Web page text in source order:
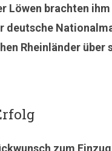
Löwen brachten
deutsche
Rheinländer über
zum